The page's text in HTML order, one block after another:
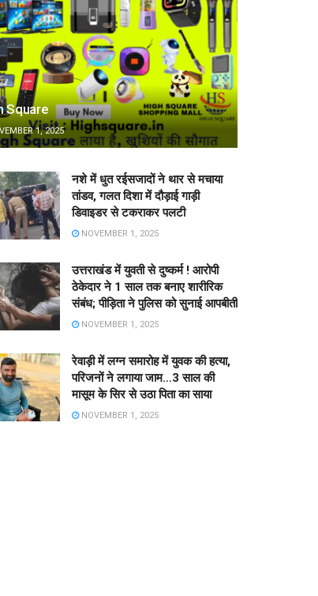
Square
1, 2025
नशे में धुत रईसजादों ने थार से मचाया
तांडव, गलत दिशा में दौड़ाई गाड़ी
डिवाइडर से टकराकर पलटी
NOVEMBER 1, 2025
उत्तराखंड में युवती से दुष्कर्म ! आरोपी
ठेकेदार ने 1 साल तक बनाए शारीरिक
संबंध; पीड़िता ने पुलिस को सुनाई आपबीती
NOVEMBER 1, 2025
रेवाड़ी में लग्न समारोह में युवक की हत्या,
परिजनों ने लगाया जाम…3 साल की
मासूम के सिर से उठा पिता का साया
NOVEMBER 1, 2025